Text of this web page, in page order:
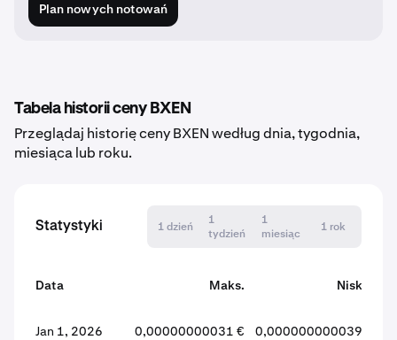
Plan nowych notowań
Tabela historii ceny BXEN
Przeglądaj historię ceny BXEN według dnia, tygodnia,
miesiąca lub roku.
Statystyki 1 dzień
1
tydzień
1
miesiąc
1 rok
Data Maks. Niskie
Jan 1, 2026 0,00000000031 € 0,000000000039 €